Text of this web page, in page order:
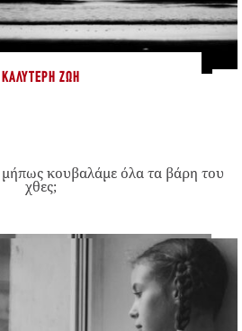
ΚΑΛΎΤΕΡΗ ΖΩΉ
κουβαλάμε όλα τα βάρη του
χθες;